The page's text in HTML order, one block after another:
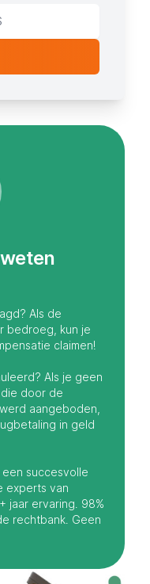
Als de
bedroeg, kun je
claimen!
Als je geen
door de
aangeboden,
in geld
een succesvolle
experts van
jaar ervaring. 98%
rechtbank. Geen